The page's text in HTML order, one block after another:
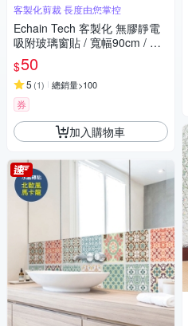
客製化剪裁 長度由您掌控
Echain Tech 客製化 無膠靜電
吸附玻璃窗貼 / 寬幅90cm / 每
單位10cm / 共9款
$50
5 (1) 總銷量>100
券
加入購物車